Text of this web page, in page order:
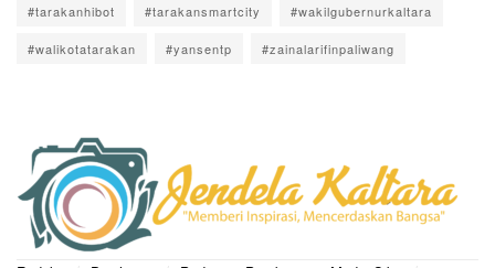
#tarakanhibot #tarakansmartcity #wakilgubernurkaltara
#walikotatarakan #yansentp #zainalarifinpaliwang